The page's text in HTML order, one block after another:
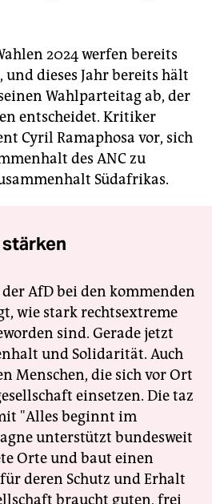
2024 werfen bereits
und dieses Jahr bereits hält
Wahlparteitag ab, der
entscheidet. Kritiker
Cyril Ramaphosa vor, sich
des ANC zu
Südafrikas.
AfD bei den kommenden
wie stark rechtsextreme
sind. Gerade jetzt
und Solidarität. Auch
Menschen, die sich vor Ort
einsetzen. Die taz
"Alles beginnt im
unterstützt bundesweit
Orte und baut einen
deren Schutz und Erhalt
braucht guten, frei